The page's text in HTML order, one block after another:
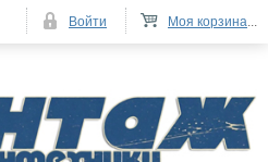
Моя корзина...
Войти